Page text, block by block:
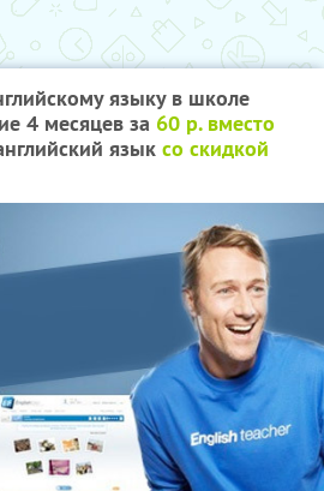
языку в школе
4 месяцев за 60 р. вместо
язык со скидкой